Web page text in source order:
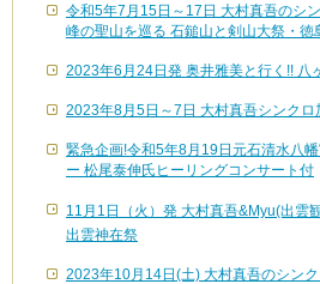
令和5年7月15日～17日 大村真吾のシ
峰の聖山を巡る 石鎚山と剣山大祭・徳
2023年6月24日発 奥井雅美と行く!! 八
2023年8月5日～7日 大村真吾シンクロ
緊急企画!令和5年8月19日元石清水八
ー 松尾泰伸氏ヒーリングコンサート付
11月1日（火）発 大村真吾&Myu(出雲
出雲神在祭
2023年10月14日(土) 大村真吾のシン